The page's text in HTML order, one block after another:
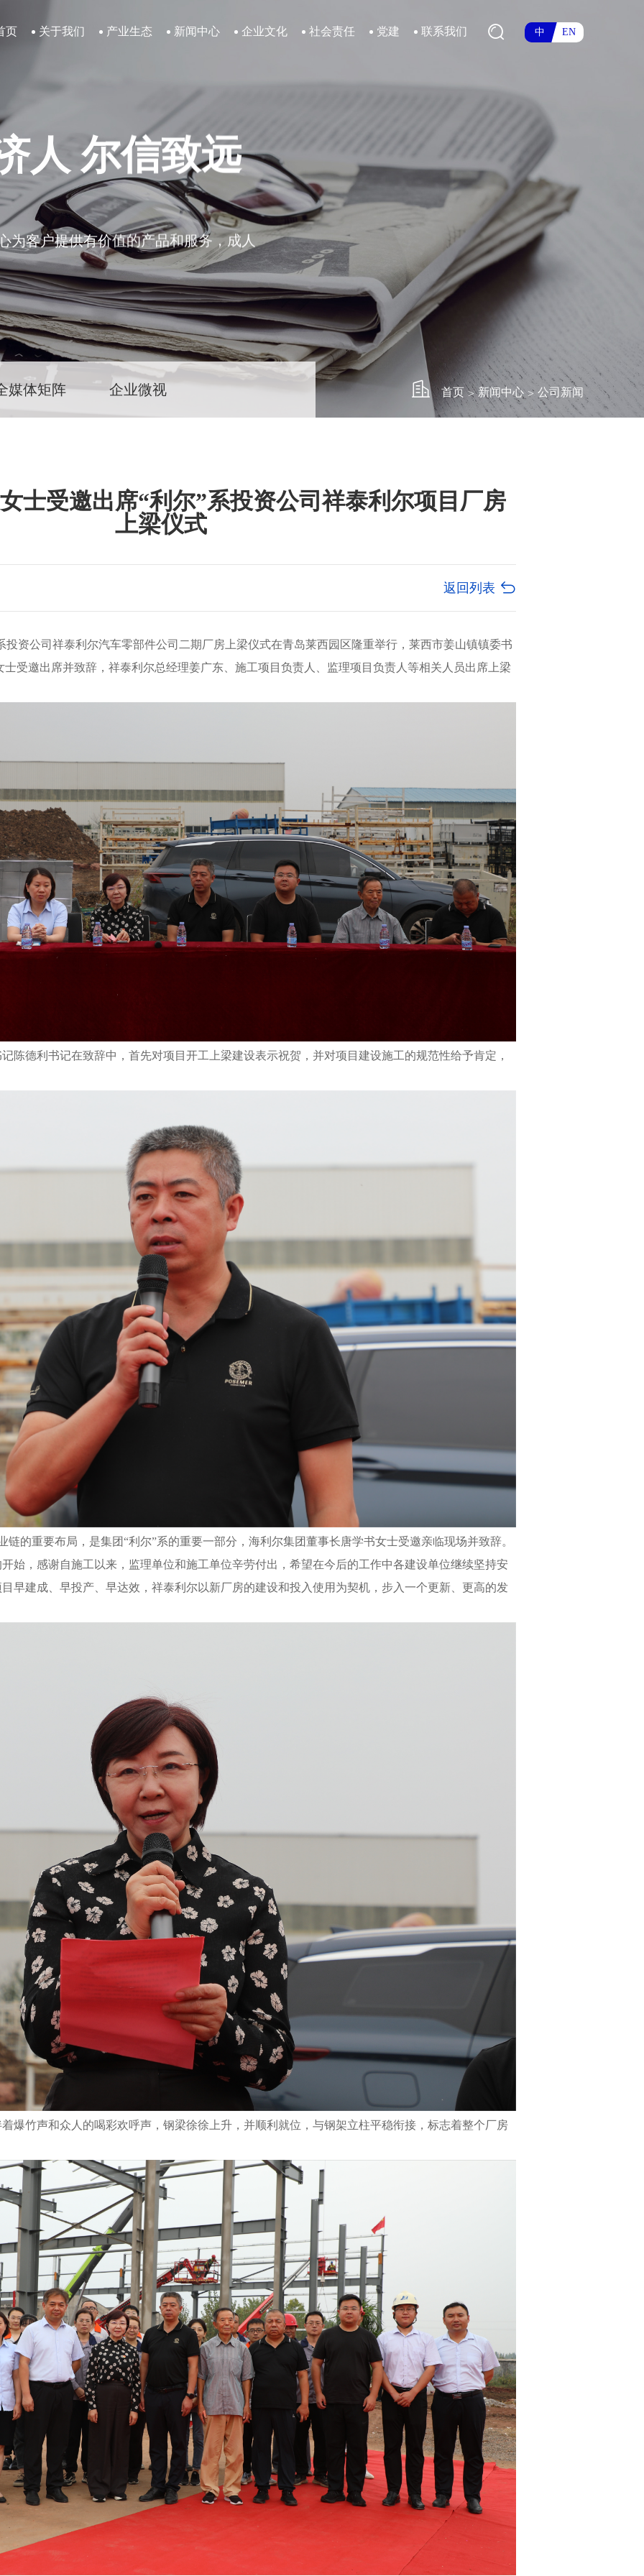
页 关于我们 产业生态 新闻中心 企业文化 社会责任 党建 联系我们 中 EN
人 尔信致远
为客户提供有价值的产品和服务，成人
人 尔信致远
为客户提供有价值的产品和服务，成人
人 尔信致远
为客户提供有价值的产品和服务，成人
媒体矩阵 企业微视 首页 > 新闻中心 > 公司新闻
士受邀出席“利尔”系投资公司祥泰利尔项目厂房
上梁仪式
返回列表
投资公司祥泰利尔汽车零部件公司二期厂房上梁仪式在青岛莱西园区隆重举行，莱西市姜山镇镇委书
受邀出席并致辞，祥泰利尔总经理姜广东、施工项目负责人、监理项目负责人等相关人员出席上梁
陈德利书记在致辞中，首先对项目开工上梁建设表示祝贺，并对项目建设施工的规范性给予肯定，
的重要布局，是集团“利尔”系的重要一部分，海利尔集团董事长唐学书女士受邀亲临现场并致辞。
始，感谢自施工以来，监理单位和施工单位辛劳付出，希望在今后的工作中各建设单位继续坚持安
早建成、早投产、早达效，祥泰利尔以新厂房的建设和投入使用为契机，步入一个更新、更高的发
爆竹声和众人的喝彩欢呼声，钢梁徐徐上升，并顺利就位，与钢架立柱平稳衔接，标志着整个厂房